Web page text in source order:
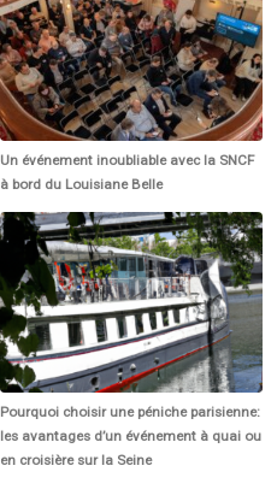
Un événement inoubliable avec la SNCF
à bord du Louisiane Belle
Pourquoi choisir une péniche parisienne:
les avantages d’un événement à quai ou
en croisière sur la Seine